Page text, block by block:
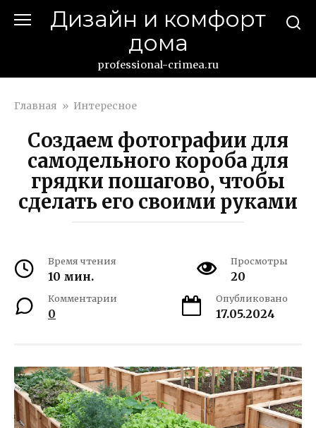
Дизайн и комфорт
дома
professional-crimea.ru
Главная » Интересное
Создаем фотографии для
самодельного короба для
грядки пошагово, чтобы
сделать его своими руками
Время чтения
10 мин.
Просмотры
20
Комментарии
0
Опубликовано
17.05.2024